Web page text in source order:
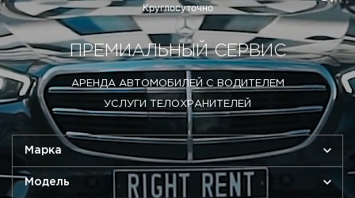
Круглосуточно
ПРЕМИАЛЬНЫЙ СЕРВИС
АРЕНДА АВТОМОБИЛЕЙ С ВОДИТЕЛЕМ
УСЛУГИ ТЕЛОХРАНИТЕЛЕЙ
Марка
Модель